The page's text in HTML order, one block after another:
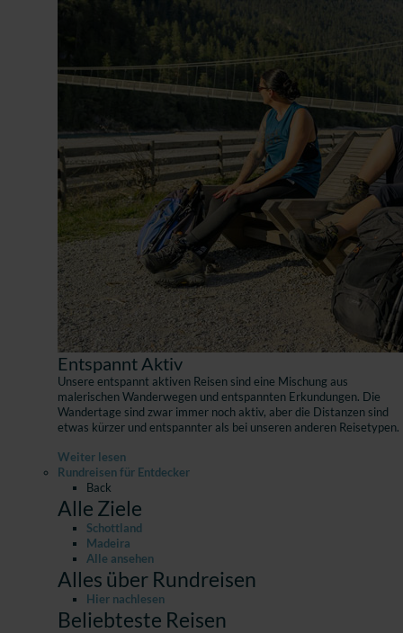
Entspannt Aktiv
Unsere entspannt aktiven Reisen sind eine Mischung aus
malerischen Wanderwegen und entspannten Erkundungen. Die
Wandertage sind zwar immer noch aktiv, aber die Distanzen sind
etwas kürzer und entspannter als bei unseren anderen Reisetypen.
Weiter lesen
Rundreisen für Entdecker
Back
Alle Ziele
Schottland
Madeira
Alle ansehen
Alles über Rundreisen
Hier nachlesen
Beliebteste Reisen